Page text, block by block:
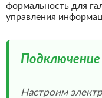
формальность для
управления
Настроим